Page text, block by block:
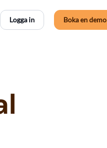
Logga in Boka en demo